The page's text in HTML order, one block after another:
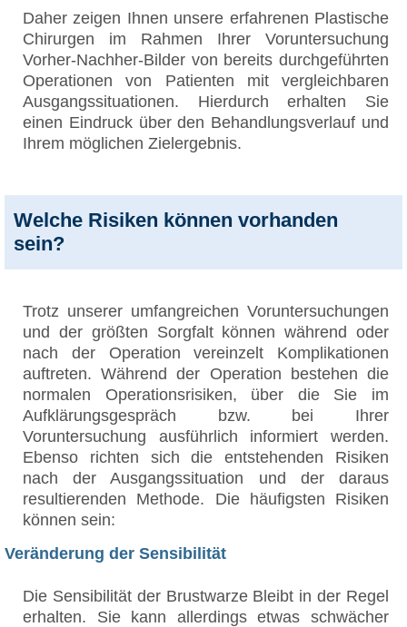
Daher zeigen Ihnen unsere erfahrenen Plastische
Chirurgen im Rahmen Ihrer Voruntersuchung
Vorher-Nachher-Bilder von bereits durchgeführten
Operationen von Patienten mit vergleichbaren
Ausgangssituationen. Hierdurch erhalten Sie
einen Eindruck über den Behandlungsverlauf und
Ihrem möglichen Zielergebnis.
Welche Risiken können vorhanden
sein?
Trotz unserer umfangreichen Voruntersuchungen
und der größten Sorgfalt können während oder
nach der Operation vereinzelt Komplikationen
auftreten. Während der Operation bestehen die
normalen Operationsrisiken, über die Sie im
Aufklärungsgespräch bzw. bei Ihrer
Voruntersuchung ausführlich informiert werden.
Ebenso richten sich die entstehenden Risiken
nach der Ausgangssituation und der daraus
resultierenden Methode. Die häufigsten Risiken
können sein:
Veränderung der Sensibilität
Die Sensibilität der Brustwarze Bleibt in der Regel
erhalten. Sie kann allerdings etwas schwächer